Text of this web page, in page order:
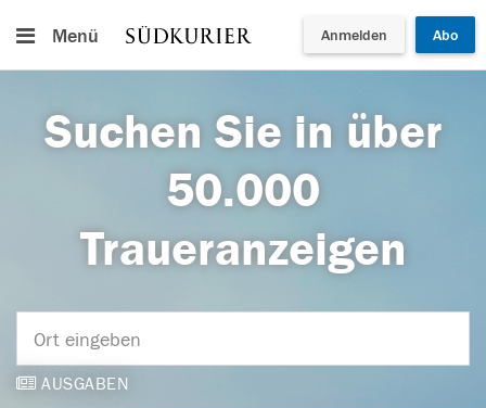
Menü Anmelden Abo
Suchen Sie in über
50.000
Traueranzeigen
AUSGABEN